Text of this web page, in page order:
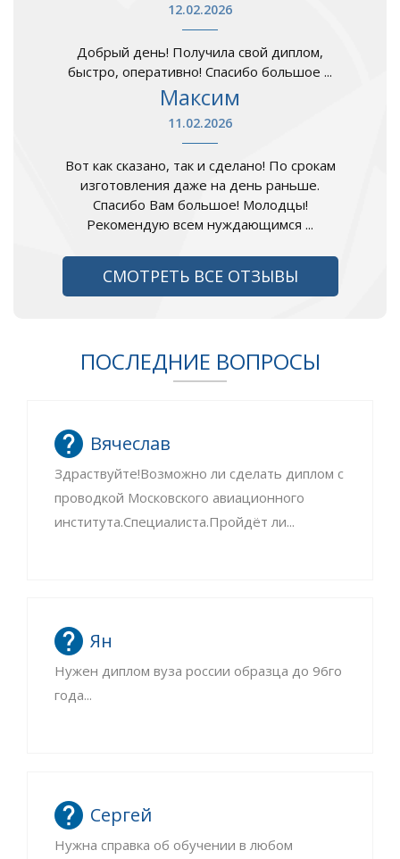
12.02.2026
Добрый день! Получила свой диплом,
быстро, оперативно! Спасибо большое ...
Максим
11.02.2026
Вот как сказано, так и сделано! По срокам
изготовления даже на день раньше.
Спасибо Вам большое! Молодцы!
Рекомендую всем нуждающимся ...
СМОТРЕТЬ ВСЕ ОТЗЫВЫ
ПОСЛЕДНИЕ ВОПРОСЫ
Вячеслав
Здраствуйте!Возможно ли сделать диплом с
проводкой Московского авиационного
института.Специалиста.Пройдёт ли...
Ян
Нужен диплом вуза россии образца до 96го
года...
Сергей
Нужна справка об обучении в любом